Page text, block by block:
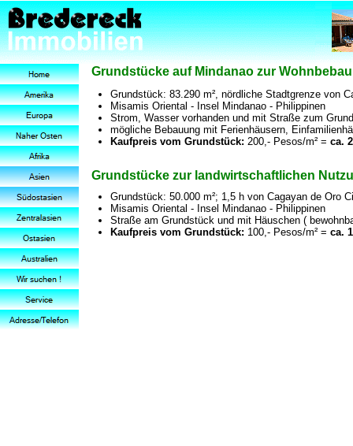
Grundstücke auf Mindanao zur
Grundstück: 83.290 m², nördliche Stadtgrenze von
Misamis Oriental - Insel Mindanao - Philippinen
Strom, Wasser vorhanden und mit Straße zum
mögliche Bebauung mit Ferienhäusern,
Kaufpreis vom Grundstück: 200,- Pesos/m² = ca.
Grundstücke zur landwirtschaftlichen
Grundstück: 50.000 m²; 1,5 h von Cagayan de Oro
Misamis Oriental - Insel Mindanao - Philippinen
Straße am Grundstück und mit Häuschen (
Kaufpreis vom Grundstück: 100,- Pesos/m² = ca.